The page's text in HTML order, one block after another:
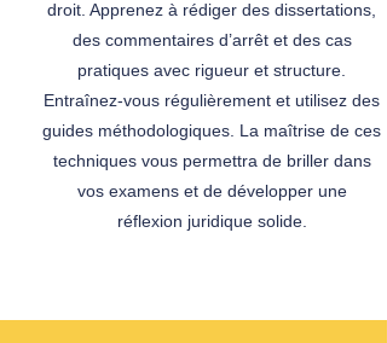
droit. Apprenez à rédiger des dissertations,
des commentaires d’arrêt et des cas
pratiques avec rigueur et structure.
Entraînez-vous régulièrement et utilisez des
guides méthodologiques. La maîtrise de ces
techniques vous permettra de briller dans
vos examens et de développer une
réflexion juridique solide.